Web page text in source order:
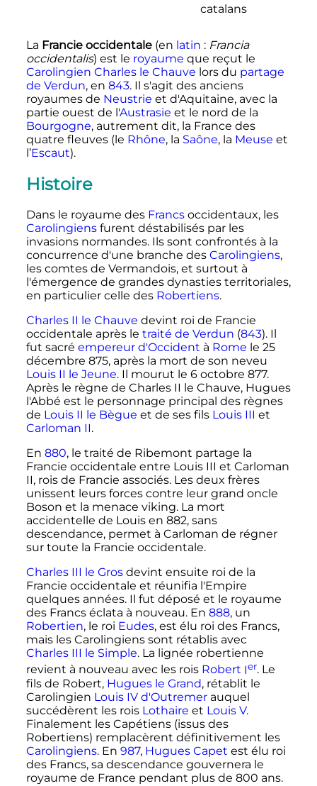
catalans
La Francie occidentale(en latin : Francia
occidentalis) est le royaume que reçut le
Carolingien Charles le Chauve lors du partage
de Verdun, en 843. Il s'agit des anciens
royaumes de Neustrie et d'Aquitaine, avec la
partie ouest de l'Austrasie et le nord de la
Bourgogne, autrement dit, la France des
quatre fleuves (le Rhône, la Saône, la Meuse et
l’Escaut).
Histoire
Dans le royaume des Francsoccidentaux, les
Carolingiensfurent déstabilisés par les
invasions normandes. Ils sont confrontés à la
concurrence d'une branche des Carolingiens,
les comtes de Vermandois, et surtout à
l'émergence de grandes dynasties territoriales,
en particulier celle des Robertiens.
Charles II le Chauve devint roi de Francie
occidentale après le traité de Verdun (843). Il
fut sacré empereur d'Occident à Rome le 25
décembre 875, après la mort de son neveu
Louis II le Jeune. Il mourut le 6 octobre 877.
Après le règne de Charles II le Chauve, Hugues
l'Abbé est le personnage principal des règnes
de Louis II le Bègue et de ses fils Louis III et
Carloman II.
En 880, le traité de Ribemont partage la
Francie occidentale entre Louis III et Carloman
II, rois de Francie associés. Les deux frères
unissent leurs forces contre leur grand oncle
Boson et la menace viking. La mort
accidentelle de Louis en 882, sans
descendance, permet à Carloman de régner
sur toute la Francie occidentale.
Charles III le Grosdevint ensuite roi de la
Francie occidentale et réunifia l'Empire
quelques années. Il fut déposé et le royaume
des Francs éclata à nouveau. En 888, un
Robertien, le roi Eudes, est élu roi des Francs,
mais les Carolingiens sont rétablis avec
Charles III le Simple. La lignée robertienne
revient à nouveau avec les rois Robert Ier. Le
fils de Robert, Hugues le Grand, rétablit le
Carolingien Louis IVd'Outremerauquel
succédèrent les rois Lothaire et Louis V.
Finalement les Capétiens (issus des
Robertiens) remplacèrent définitivement les
Carolingiens. En 987, Hugues Capet est élu roi
des Francs, sa descendance gouvernera le
royaume de France pendant plus de 800 ans.